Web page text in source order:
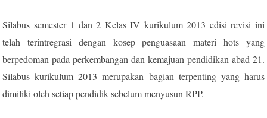
Silabus semester 1 dan 2 Kelas IV kurikulum 2013 edisi revisi ini
telah terintregrasi dengan kosep penguasaan materi hots yang
berpedoman pada perkembangan dan kemajuan pendidikan abad 21.
Silabus kurikulum 2013 merupakan bagian terpenting yang harus
dimiliki oleh setiap pendidik sebelum menyusun RPP.